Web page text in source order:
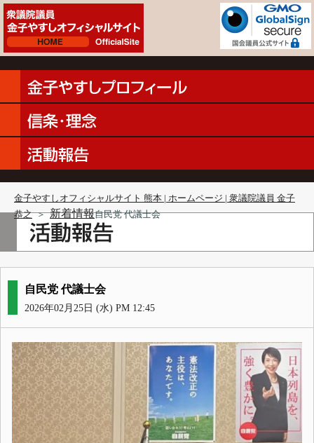
金子やすしオフィシャルサイト 熊本 | ホームページ | 衆議院議員 金子
恭之 ＞ 新着情報自民党 代議士会
自民党 代議士会
2026年02月25日 (水) PM 12:45